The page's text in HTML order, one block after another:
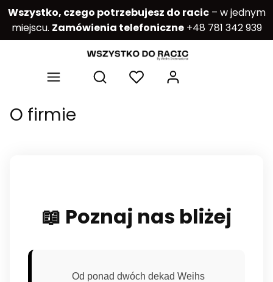
Wszystko, czego potrzebujesz do racic– w jednym
miejscu. Zamówienia telefoniczne+48 781 342 939
Otwórz wyszukiwarkę
O firmie
📖 Poznaj nas bliżej
Od ponad dwóch dekad Weihs